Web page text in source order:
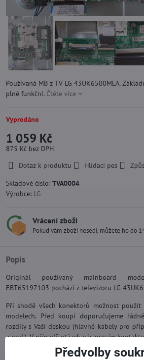
Používaná MB z TV LG 43UK6500MLA.
plně funkční. Čtěte více
Vyprodáno
1 059 Kč
875 Kč bez DPH
Dotaz k produktu
Hlídací pes
Skladové číslo: TVA0004
Výrobce: LG
Vrácení zboží
Pokud vám zboží nesedí, můžete ho do
Popis
Originál používaný mainboard
EBT65197103 pochází z televizoru LG
Při shodě všech konektorů možnost
modelech. Před koupí doporučujeme
rozdíly s Vaší deskou (hlavně kabely pro
a pod.). V případě otázek nás prosím
Záruka na použité náhradní díly je 12 měsíců.
Předvolby